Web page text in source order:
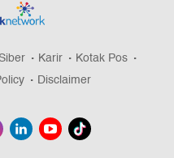
Karir
Kotak Pos
Disclaimer